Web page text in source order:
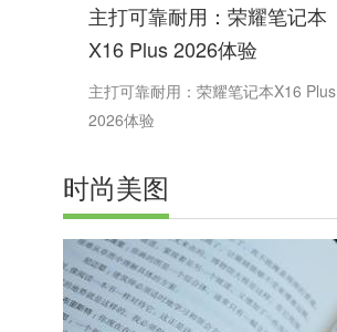
主打可靠耐用：荣耀笔记本
X16 Plus 2026体验
主打可靠耐用：荣耀笔记本X16 Plus
2026体验
时尚美图